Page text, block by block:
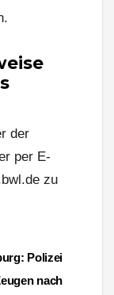
der
per E-
zu
Polizei
nach